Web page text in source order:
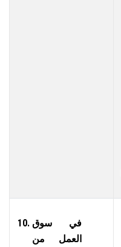
في سوق
العمل من